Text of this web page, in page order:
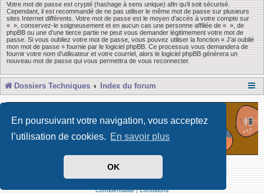
En poursuivant votre navigation, vous acceptez
l’utilisation de cookies. En savoir plus
OK
Votre mot de passe est crypté (hashage à sens unique) afin qu’il soit sécurisé.
Cependant, il est recommandé de ne pas utiliser le même mot de passe sur plusieurs
sites Internet différents. Votre mot de passe est le moyen d’accès à votre compte sur
« », conservez-le soigneusement et en aucun cas une personne affiliée de « », de
phpBB ou une d’une tierce partie ne peut vous demander légitimement votre mot de
passe. Si vous oubliez votre mot de passe, vous pouvez utiliser la fonction « J’ai oublié
mon mot de passe » fournie par le logiciel phpBB. Ce processus vous demandera de
fournir votre nom d’utilisateur et votre courriel, alors le logiciel phpBB générera un
nouveau mot de passe qui vous permettra de vous reconnecter.
Dossiers Techniques Index du forum
Développé par Forum Software © phpBB Limited
Traduit par phpBB-fr
Confidentialité|Conditions